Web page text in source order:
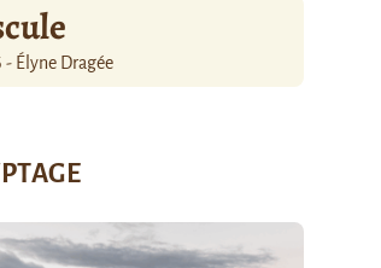
Élyne Dragée